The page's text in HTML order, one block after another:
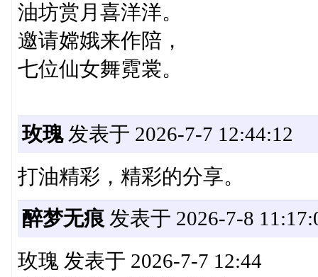
油坊赏月喜洋洋。
邀请嫦娥来作陪，
七位仙女舞霓裳。
玫瑰发表于 2026-7-7 12:44:12
打油精彩，精彩的分享。
醉梦无痕发表于 2026-7-8
玫瑰 发表于 2026-7-7 12:44